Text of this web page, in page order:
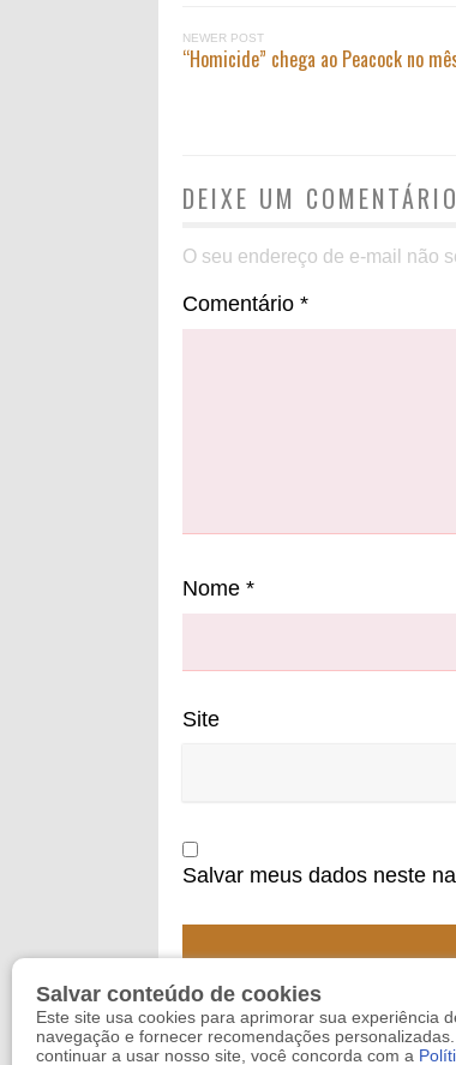
NEWER POST
“Homicide” chega ao Peacock no
DEIXE UM COMENTÁRIO
O seu endereço de e-mail não
Comentário *
Nome *
Site
Salvar meus dados neste
Salvar conteúdo de cookies
Este site usa cookies para aprimorar sua experiência
navegação e fornecer recomendações
continuar a usar nosso site, você concorda com a